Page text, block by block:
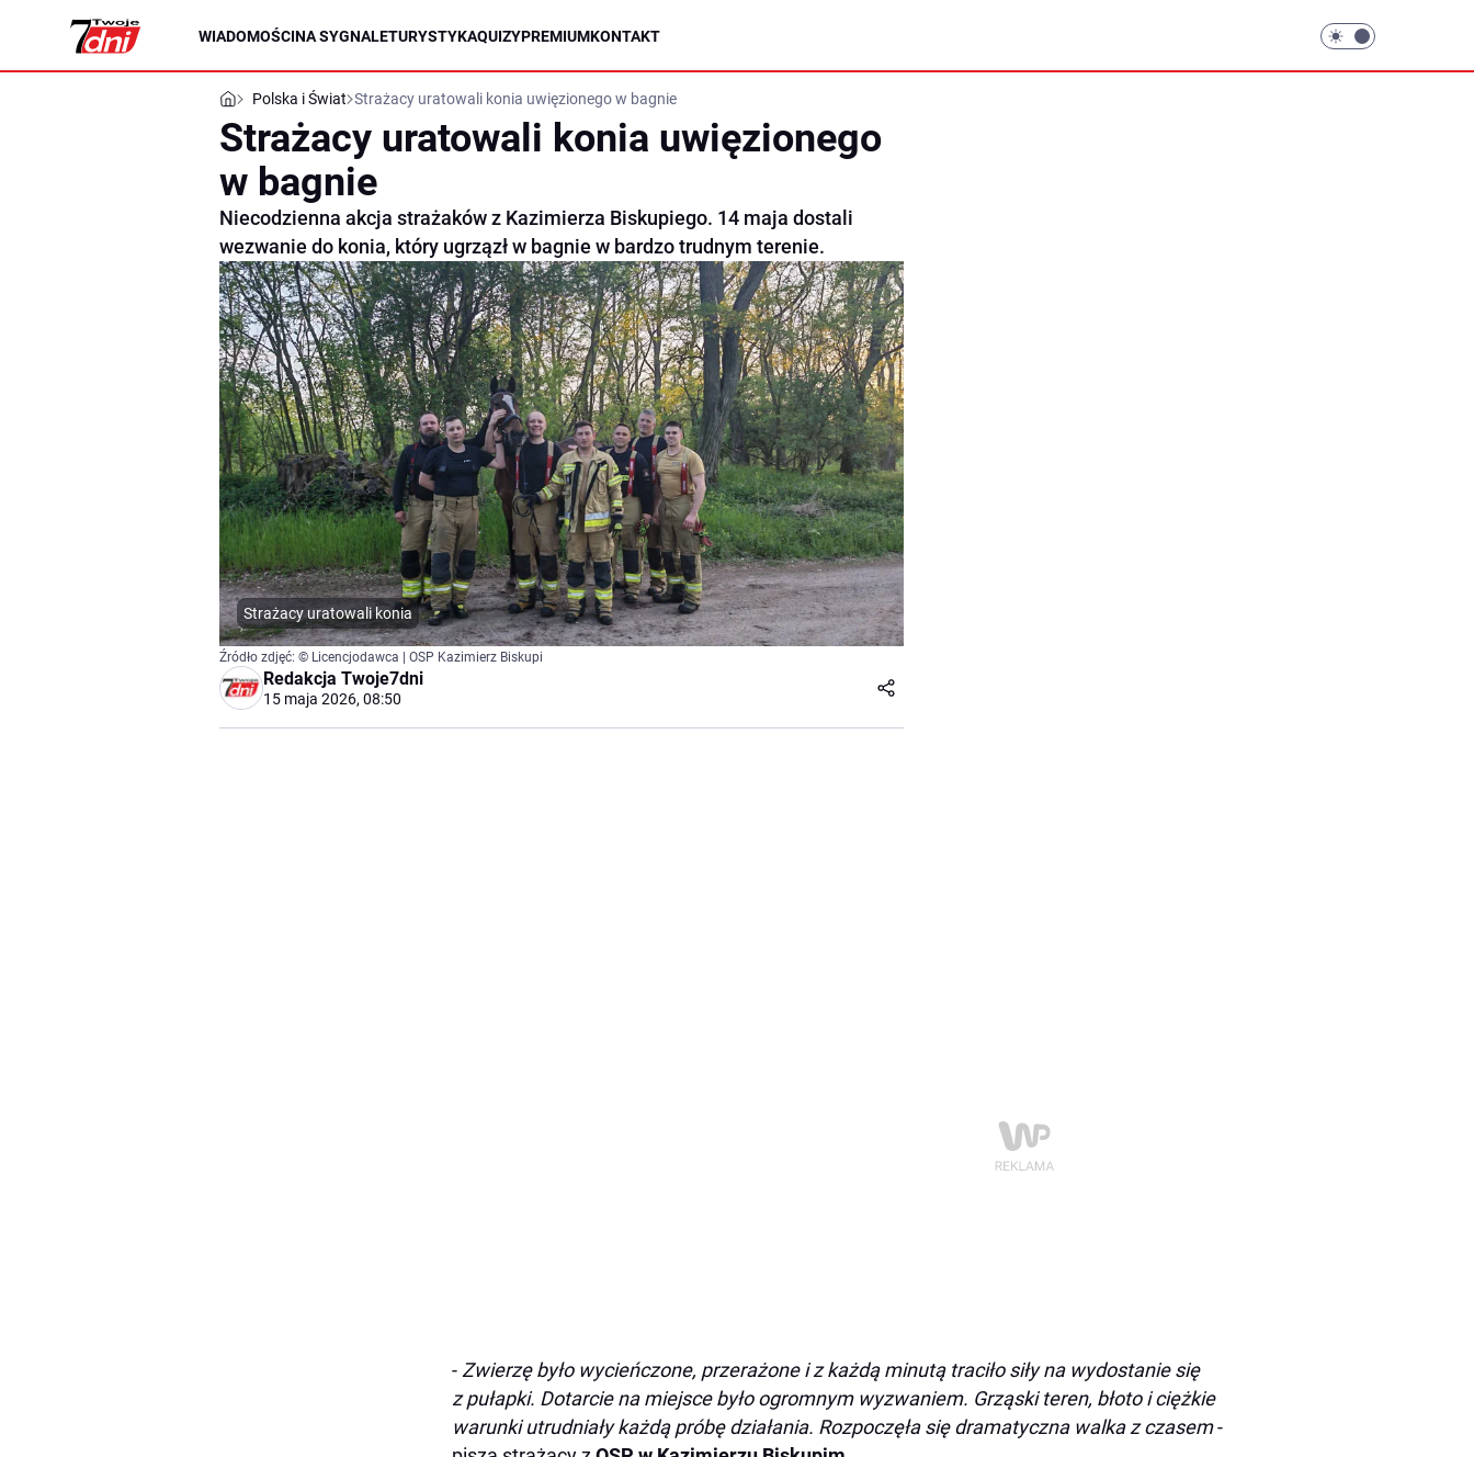
WIADOMOŚCINA SYGNALETURYSTYKAQUIZYPREMIUMKONTAKT
Polska i Świat Strażacy uratowali konia uwięzionego w bagnie
Strażacy uratowali konia uwięzionego
w bagnie
Niecodzienna akcja strażaków z Kazimierza Biskupiego. 14 maja dostali
wezwanie do konia, który ugrzązł w bagnie w bardzo trudnym terenie.
Strażacy uratowali konia
Źródło zdjęć: © Licencjodawca | OSP Kazimierz Biskupi
Redakcja Twoje7dni
15 maja 2026, 08:50
- Zwierzę było wycieńczone, przerażone i z każdą minutą traciło siły na wydostanie się
z pułapki. Dotarcie na miejsce było ogromnym wyzwaniem. Grząski teren, błoto i ciężkie
warunki utrudniały każdą próbę działania. Rozpoczęła się dramatyczna walka z czasem-